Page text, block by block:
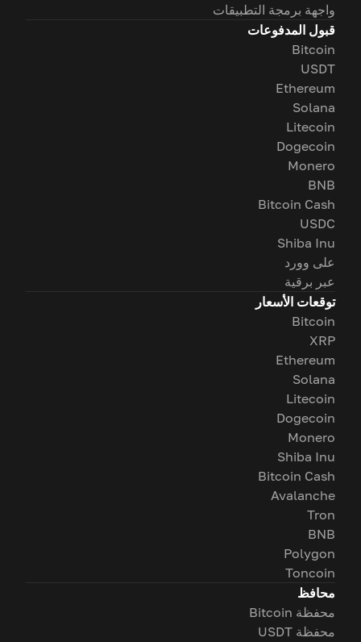
واجهة برمجة التطبيقات
قبول المدفوعات
Bitcoin
USDT
Ethereum
Solana
Litecoin
Dogecoin
Monero
BNB
Bitcoin Cash
USDC
Shiba Inu
على وورد
عبر برقية
توقعات الأسعار
Bitcoin
XRP
Ethereum
Solana
Litecoin
Dogecoin
Monero
Shiba Inu
Bitcoin Cash
Avalanche
Tron
BNB
Polygon
Toncoin
محافظ
محفظة Bitcoin
محفظة USDT